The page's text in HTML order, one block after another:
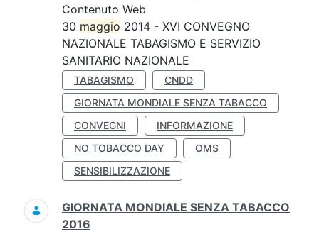
Contenuto Web
30 maggio 2014 - XVI CONVEGNO
NAZIONALE TABAGISMO E SERVIZIO
SANITARIO NAZIONALE
TABAGISMO
CNDD
GIORNATA MONDIALE SENZA TABACCO
CONVEGNI
INFORMAZIONE
NO TOBACCO DAY
OMS
SENSIBILIZZAZIONE
GIORNATA MONDIALE SENZA TABACCO
2016